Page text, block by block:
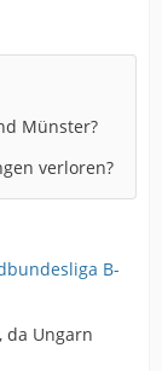
Münster?
verloren?
B-
da Ungarn